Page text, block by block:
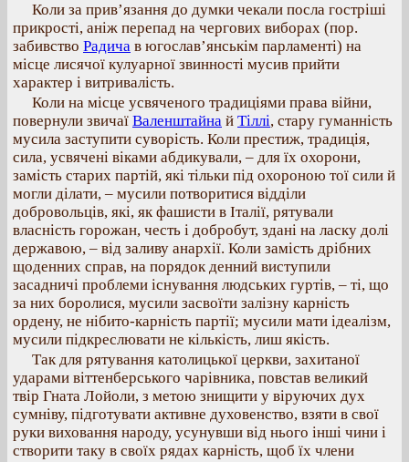
Коли за прив’язання до думки чекали посла гостріші
прикрості, аніж перепад на чергових виборах (пор.
забивство Радича в югослав’янськім парламенті) на
місце лисячої кулуарної звинності мусив прийти
характер і витривалість.
Коли на місце усвяченого традиціями права війни,
повернули звичаї Валенштайна й Тіллі, стару гуманність
мусила заступити суворість. Коли престиж, традиція,
сила, усвячені віками абдикували, – для їх охорони,
замість старих партій, які тільки під охороною тої сили й
могли ділати, – мусили потворитися відділи
добровольців, які, як фашисти в Італії, рятували
власність горожан, честь і добробут, здані на ласку долі
державою, – від заливу анархії. Коли замість дрібних
щоденних справ, на порядок денний виступили
засадничі проблеми існування людських гуртів, – ті, що
за них боролися, мусили засвоїти залізну карність
ордену, не нібито-карність партії; мусили мати ідеалізм,
мусили підкреслювати не кількість, лиш якість.
Так для рятування католицької церкви, захитаної
ударами віттенберського чарівника, повстав великий
твір Гната Лойоли, з метою знищити у віруючих дух
сумніву, підготувати активне духовенство, взяти в свої
руки виховання народу, усунувши від нього інші чини і
створити таку в своїх рядах карність, щоб їх члени